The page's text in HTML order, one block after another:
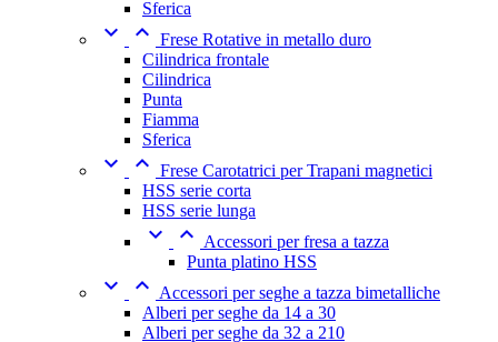
Sferica
  Frese Rotative in metallo duro
Cilindrica frontale
Cilindrica
Punta
Fiamma
Sferica
  Frese Carotatrici per Trapani magnetici
HSS serie corta
HSS serie lunga
  Accessori per fresa a tazza
Punta platino HSS
  Accessori per seghe a tazza bimetalliche
Alberi per seghe da 14 a 30
Alberi per seghe da 32 a 210